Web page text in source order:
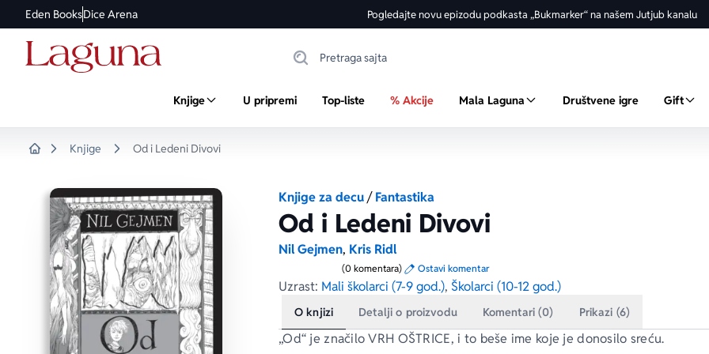
Eden BooksDice Arena Pogledajte novu epizodu podkasta „Bukmarker“ na našem Jutjub kanalu
Knjige U pripremi Top-liste % Akcije Mala Laguna Društvene igre Gift
Knjige Od i Ledeni Divovi
Knjige za decu/Fantastika
Od i Ledeni Divovi
Nil Gejmen, Kris Ridl
(0 komentara) Ostavi komentar
Uzrast: Mali školarci (7-9 god.), Školarci (10-12 god.)
O knjizi Detalji o proizvodu Komentari (0) Prikazi (6)
„Od“ je značilo VRH OŠTRICE, i to beše ime koje je donosilo sreću.